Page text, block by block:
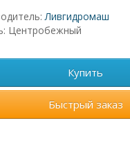
Ливгидромаш
Центробежный
Купить
Быстрый заказ